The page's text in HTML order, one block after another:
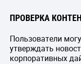
ПРОВЕРКА
Пользователи
утверждать
корпоративных